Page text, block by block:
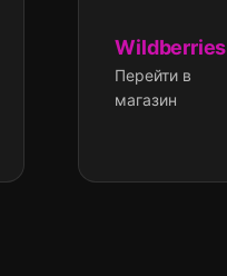
Wildberries
Перейти в
магазин